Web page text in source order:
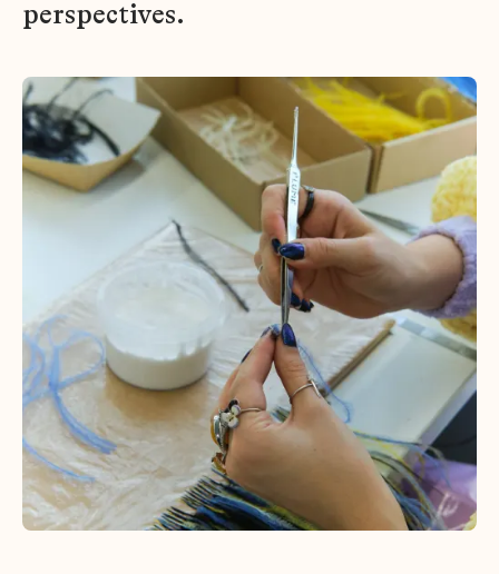
perspectives.